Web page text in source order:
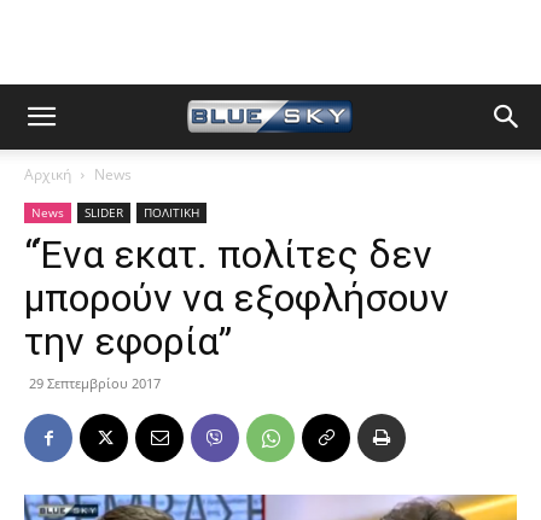
Αρχική News
News SLIDER ΠΟΛΙΤΙΚΗ
“Ένα εκατ. πολίτες δεν
μπορούν να εξοφλήσουν
την εφορία”
29 Σεπτεμβρίου 2017